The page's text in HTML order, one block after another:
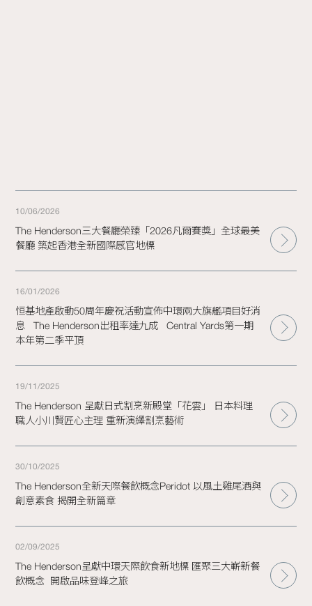
10/06/2026
The Henderson三大餐廳榮臻「2026凡爾賽獎」全球最美
餐廳 築起香港全新國際感官地標
16/01/2026
恒基地產啟動50周年慶祝活動宣佈中環兩大旗艦項目好消
息   The Henderson出租率達九成   Central Yards第一期
本年第二季平頂
19/11/2025
The Henderson 呈獻日式割烹新殿堂「花雲」 日本料理
職人小川賢匠心主理 重新演繹割烹藝術
30/10/2025
The Henderson全新天際餐飲概念Peridot 以風土雞尾酒與
創意素食 揭開全新篇章
02/09/2025
The Henderson呈獻中環天際飲食新地標 匯聚三大嶄新餐
飲概念  開啟品味登峰之旅